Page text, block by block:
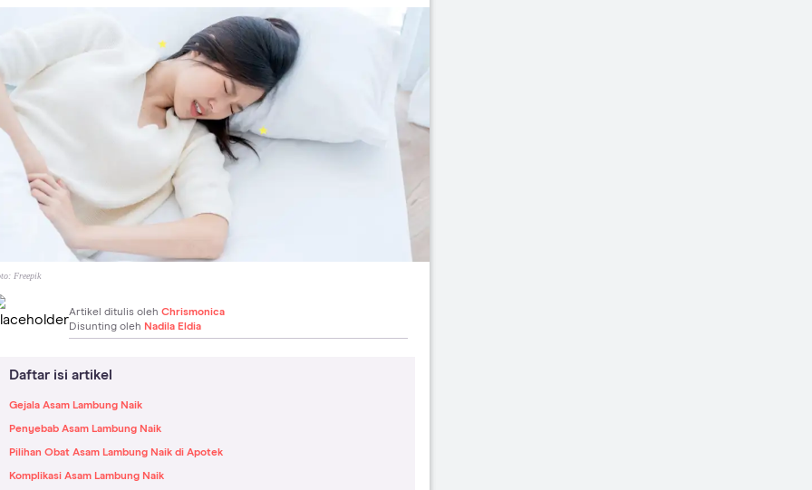
Freepik
Artikel ditulis oleh Chrismonica
Disunting oleh Nadila Eldia
Daftar isi artikel
Gejala Asam Lambung Naik
Penyebab Asam Lambung Naik
Pilihan Obat Asam Lambung Naik di Apotek
Komplikasi Asam Lambung Naik